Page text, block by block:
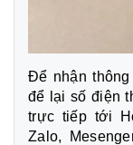
Để nhận
để lại số điện
trực tiếp tới
Zalo,